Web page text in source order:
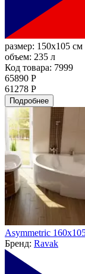
размер: 150x105 см
объем: 235 л
Код товара: 7999
65890 Р
61278 Р
Подробнее
Asymmetric
Бренд: Ravak